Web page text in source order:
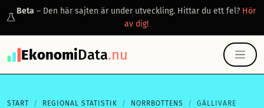
Beta – Den här sajten är under utveckling. Hittar du ett fel? Hör
av dig!
EkonomiData.nu
START REGIONAL STATISTIK NORRBOTTENS GÄLLIVARE